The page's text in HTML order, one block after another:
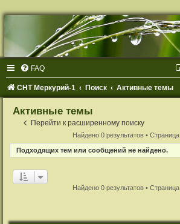
с
а
я
FAQ
СНТ Меркурий-1 Поиск Активные темы
Активные темы
Перейти к расширенному поиску
Найдено 0 результатов • Страница
Подходящих тем или сообщений не найдено.
Найдено 0 результатов • Страница